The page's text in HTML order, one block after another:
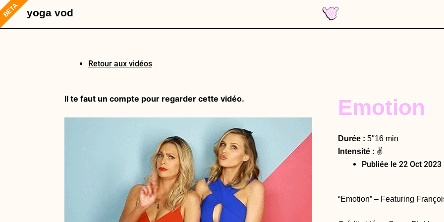
Aller
au
contenu
yoga vod
Retour aux vidéos
Il te faut un compte pour regarder cette vidéo. Emotion
Durée : 5″16 min
Intensité : ✌️
Publiée le 22 Oct 2023
“Emotion” – Featuring